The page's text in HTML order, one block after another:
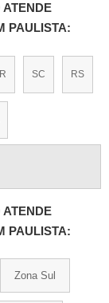
ATENDE
PAULISTA:
SC RS
ATENDE
PAULISTA:
Zona Sul